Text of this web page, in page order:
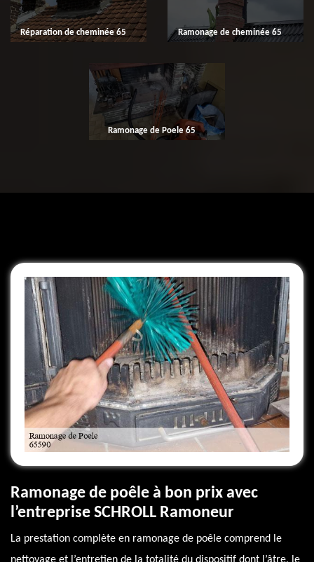
Réparation de cheminée 65 Ramonage de cheminée 65
Ramonage de Poele 65
Ramonage de poêle à bon prix avec
l’entreprise SCHROLL Ramoneur
La prestation complète en ramonage de poêle comprend le